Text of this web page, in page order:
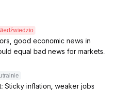
good economic news in
equal bad news for markets.
Sticky inflation, weaker jobs